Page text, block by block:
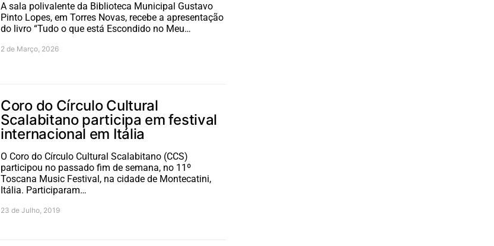
A sala polivalente da Biblioteca Municipal Gustavo
Pinto Lopes, em Torres Novas, recebe a apresentação
do livro “Tudo o que está Escondido no Meu…
2 de Março, 2026
Coro do Círculo Cultural
Scalabitano participa em festival
internacional em Itália
O Coro do Círculo Cultural Scalabitano (CCS)
participou no passado fim de semana, no 11º
Toscana Music Festival, na cidade de Montecatini,
Itália. Participaram…
23 de Julho, 2019